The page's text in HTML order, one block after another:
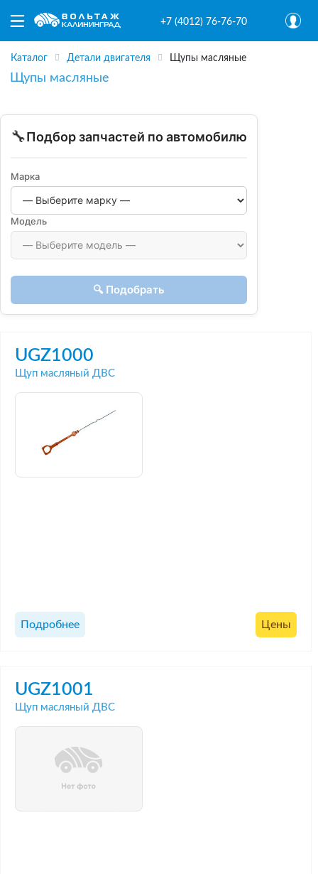
+7 (4012) 76-76-70
Каталог Детали двигателя Щупы масляные
Щупы масляные
🔧Подбор запчастей по автомобилю
Марка
Модель
🔍 Подобрать
UGZ1000
Щуп масляный ДВС
Подробнее Цены
UGZ1001
Щуп масляный ДВС